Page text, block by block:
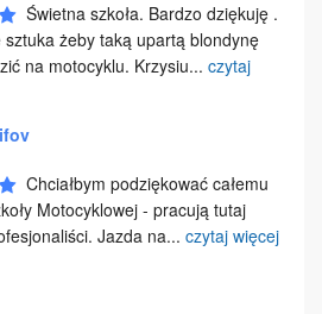
Świetna szkoła. Bardzo dziękuję .
sztuka żeby taką upartą blondynę
na motocyklu. Krzysiu... czytaj
Chciałbym podziękować całemu
Motocyklowej - pracują tutaj
Jazda na... czytaj więcej